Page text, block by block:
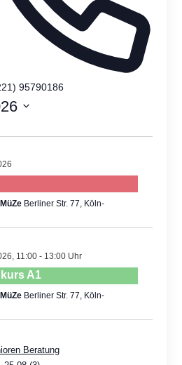
95790186
Berliner Str. 77, Köln-
11:00- 13:00
A1
Berliner Str. 77, Köln-